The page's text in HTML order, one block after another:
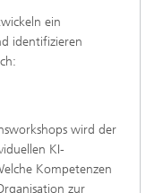
ein
identifizieren
wird der
KI-
Kompetenzen
zur